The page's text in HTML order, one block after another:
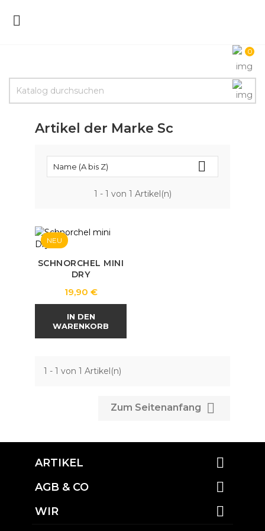

0
Artikel der Marke Sc
Name (A bis Z) 
1 - 1 von 1 Artikel(n)
NEU
SCHNORCHEL MINI
DRY
Preis
19,90 €
IN DEN
WARENKORB
1 - 1 von 1 Artikel(n)
Zum Seitenanfang 
ARTIKEL 
AGB & CO 
WIR 